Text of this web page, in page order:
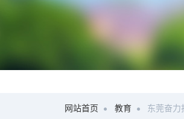
网站首页 教育 东莞奋力